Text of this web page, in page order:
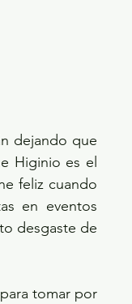
dejando que
Higinio es el
feliz cuando
en eventos
desgaste de
tomar por